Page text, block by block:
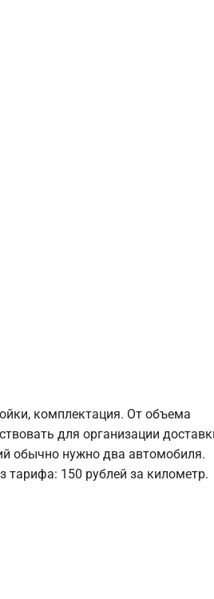
комплектация. От объема
для организации
обычно нужно два автомобиля.
тарифа: 150 рублей за километр.